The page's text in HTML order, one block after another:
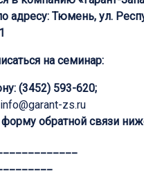
адресу: Тюмень, ул.
на семинар:
(3452) 593-620;
info@garant-zs.ru
обратной связи